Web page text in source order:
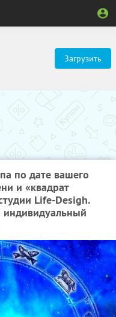
Загрузить
по дате вашего
и «квадрат
Life-Desigh.
индивидуальный